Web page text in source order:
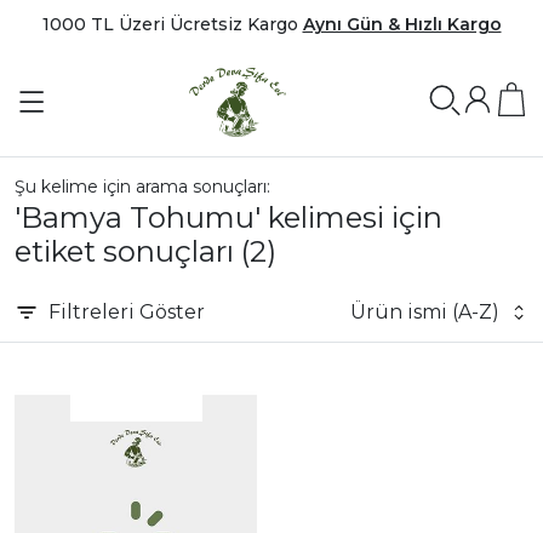
1000 TL Üzeri Ücretsiz Kargo Aynı Gün & Hızlı Kargo
Şu kelime için arama sonuçları:
'Bamya Tohumu' kelimesi için
etiket sonuçları (2)
Filtreleri Göster Ürün ismi (A-Z)